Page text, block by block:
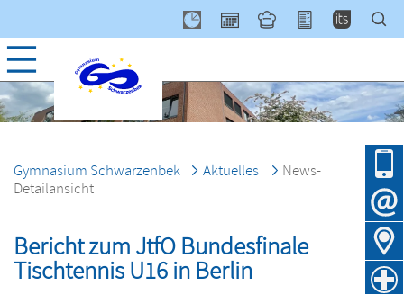
Gymnasium Schwarzenbek Aktuelles
News-
Detailansicht
Bericht zum JtfO Bundesfinale
Tischtennis U16 in Berlin